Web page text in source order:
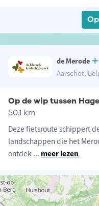
de Merode
Aarschot,
Op de wip tussen
50.1 km
Deze fietsroute schippert
landschappen die het
ontdek ... meer lezen